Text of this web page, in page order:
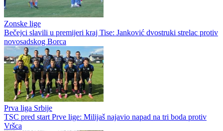
Zonske lige
Bečejci slavili u premijeri kraj Tise: Janković dvostruki strelac protiv
novosadskog Borca
Prva liga Srbije
TSC pred start Prve lige: Milijaš najavio napad na tri boda protiv
Vršca